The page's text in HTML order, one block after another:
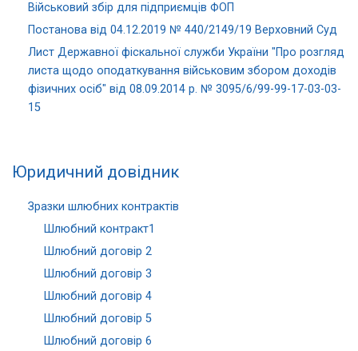
Військовий збір для підприємців ФОП
Постанова від 04.12.2019 № 440/2149/19 Верховний Суд
Лист Державної фіскальної служби України "Про розгляд
листа щодо оподаткування військовим збором доходів
фізичних осіб" від 08.09.2014 р. № 3095/6/99-99-17-03-03-
15
Юридичний довідник
Зразки шлюбних контрактів
Шлюбний контракт1
Шлюбний договір 2
Шлюбний договір 3
Шлюбний договір 4
Шлюбний договір 5
Шлюбний договір 6